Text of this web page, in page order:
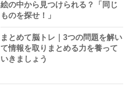
絵の中から見つけられる？「同じ
ものを探せ！」
まとめて脳トレ｜3つの問題を解い
て情報を取りまとめる力を養って
いきましょう